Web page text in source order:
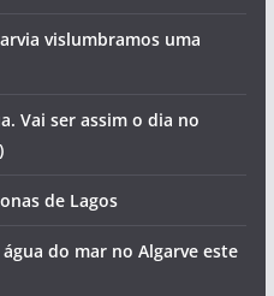
vislumbramos uma
Vai ser assim o dia no
de Lagos
do mar no Algarve este